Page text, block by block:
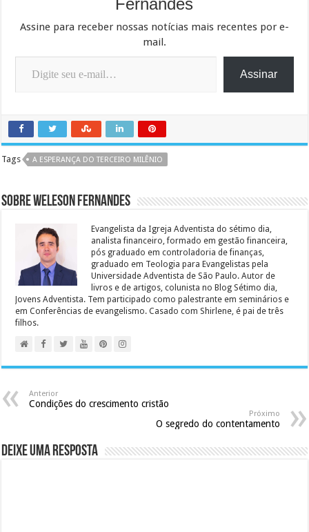
Assine para receber nossas notícias mais recentes por e-
mail.
Digite seu e-mail…
Assinar
Tags A ESPERANÇA DO TERCEIRO MILÊNIO
Sobre Weleson Fernandes
Evangelista da Igreja Adventista do sétimo dia,
analista financeiro, formado em gestão financeira,
pós graduado em controladoria de finanças,
graduado em Teologia para Evangelistas pela
Universidade Adventista de São Paulo. Autor de
livros e de artigos, colunista no Blog Sétimo dia,
Jovens Adventista. Tem participado como palestrante em seminários e
em Conferências de evangelismo. Casado com Shirlene, é pai de três
filhos.
Anterior
Condições do crescimento cristão
Próximo
O segredo do contentamento
Deixe uma resposta